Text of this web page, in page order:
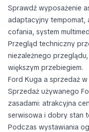
Sprawdź wyposażenie
adaptacyjny tempomat,
cofania, system
Przegląd techniczny
niezależnego
większym przebiegiem.
Ford Kuga a sprzedaż w
Sprzedaż używanego
zasadami: atrakcyjna
serwisowa i dobry stan
Podczas wystawiania